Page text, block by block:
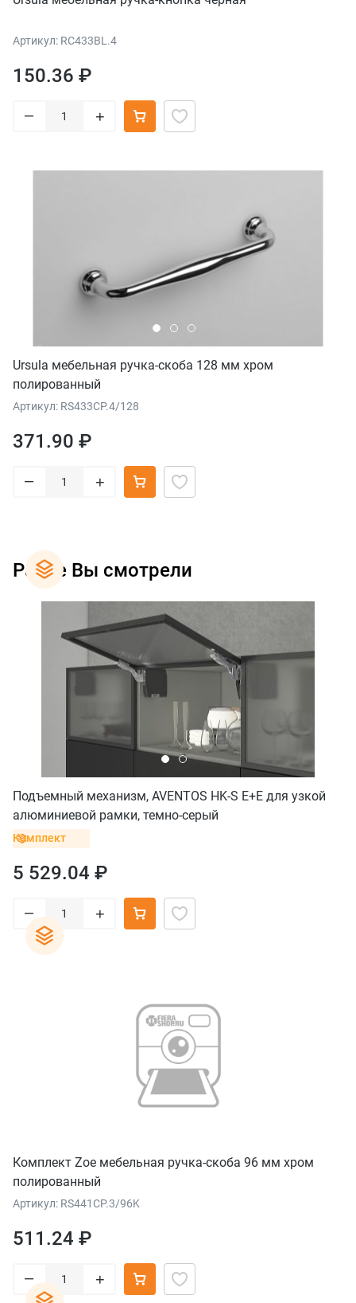
Артикул: RC433BL.4
150.36 ₽
– +
Ursula мебельная ручка-скоба 128 мм хром
полированный
Артикул: RS433CP.4/128
371.90 ₽
– +
Ранее Вы смотрели
Подъемный механизм, AVENTOS HK-S E+E для узкой
алюминиевой рамки, темно-серый
Комплект
5 529.04 ₽
– +
Комплект Zoe мебельная ручка-скоба 96 мм хром
полированный
Артикул: RS441CP.3/96K
511.24 ₽
– +